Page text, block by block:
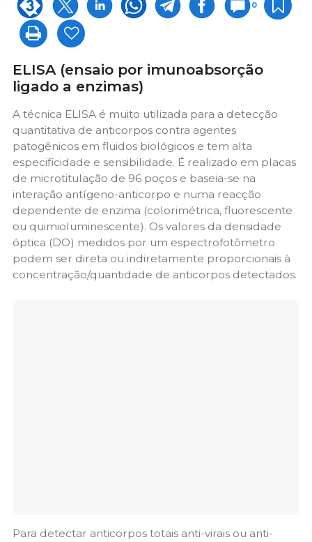
0
ELISA (ensaio por imunoabsorção
ligado a enzimas)
A técnica ELISA é muito utilizada para a detecção
quantitativa de anticorpos contra agentes
patogênicos em fluidos biológicos e tem alta
especificidade e sensibilidade. É realizado em placas
de microtitulação de 96 poços e baseia-se na
interação antígeno-anticorpo e numa reacção
dependente de enzima (colorimétrica, fluorescente
ou quimioluminescente). Os valores da densidade
óptica (DO) medidos por um espectrofotômetro
podem ser direta ou indiretamente proporcionais à
concentração/quantidade de anticorpos detectados.
Para detectar anticorpos totais anti-virais ou anti-